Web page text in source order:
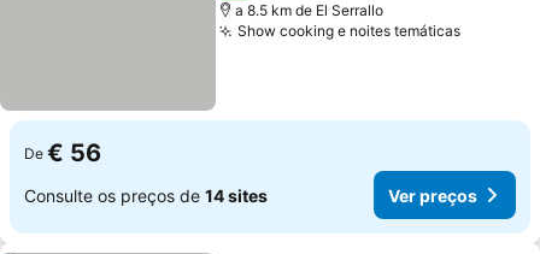
a 8.5 km de El Serrallo
Show cooking e noites temáticasVer
De € 56
Consulte os preços de 14 sites Ver preços